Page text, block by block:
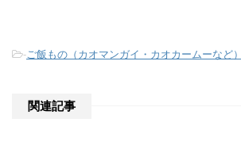
-ご飯もの（カオマンガイ・カオカームーなど）
関連記事